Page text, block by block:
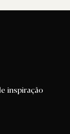
inspiração